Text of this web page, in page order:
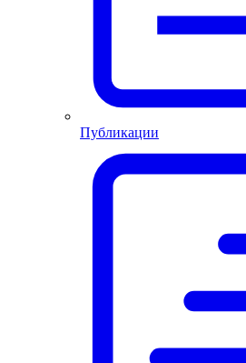
Публикации